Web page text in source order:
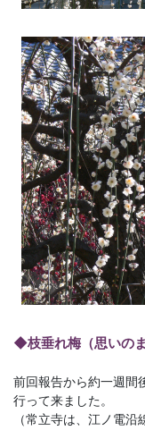
◆枝垂れ梅（思いの
前回報告から約一週間
行って来ました。
（常立寺は、江ノ電